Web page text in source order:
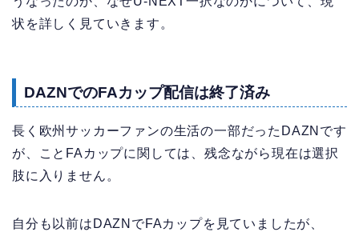
状を詳しく見ていきます。
DAZNでのFAカップ配信は終了済み
長く欧州サッカーファンの生活の一部だったDAZNです
が、ことFAカップに関しては、残念ながら現在は選択
肢に入りません。
自分も以前はDAZNでFAカップを見ていましたが、